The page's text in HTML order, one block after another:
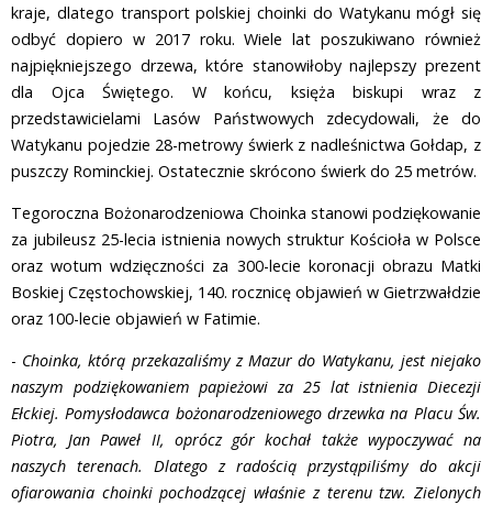
kraje, dlatego transport polskiej choinki do Watykanu mógł się
odbyć dopiero w 2017 roku. Wiele lat poszukiwano również
najpiękniejszego drzewa, które stanowiłoby najlepszy prezent
dla Ojca Świętego. W końcu, księża biskupi wraz z
przedstawicielami Lasów Państwowych zdecydowali, że do
Watykanu pojedzie 28-metrowy świerk z nadleśnictwa Gołdap, z
puszczy Rominckiej. Ostatecznie skrócono świerk do 25 metrów.
Tegoroczna Bożonarodzeniowa Choinka stanowi podziękowanie
za jubileusz 25-lecia istnienia nowych struktur Kościoła w Polsce
oraz wotum wdzięczności za 300-lecie koronacji obrazu Matki
Boskiej Częstochowskiej, 140. rocznicę objawień w Gietrzwałdzie
oraz 100-lecie objawień w Fatimie.
- Choinka, którą przekazaliśmy z Mazur do Watykanu, jest niejako
naszym podziękowaniem papieżowi za 25 lat istnienia Diecezji
Ełckiej. Pomysłodawca bożonarodzeniowego drzewka na Placu Św.
Piotra, Jan Paweł II, oprócz gór kochał także wypoczywać na
naszych terenach. Dlatego z radością przystąpiliśmy do akcji
ofiarowania choinki pochodzącej właśnie z terenu tzw. Zielonych